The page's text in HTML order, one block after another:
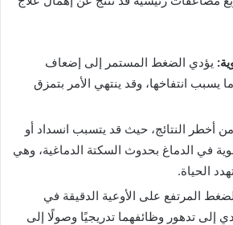
يؤدي الضغط المستمر إلى إضعاف
يسبب انتفاخها، وقد ينتهي الأمر بتمزق
من أخطر النتائج، حيث قد يتسبب انسداد أو
في الدماغ بحدوث السكتة الدماغية، وهي
الحياة.
المرتفع على الأوعية الدقيقة في
إلى تدهور وظائفهما تدريجيًا وصولًا إلى